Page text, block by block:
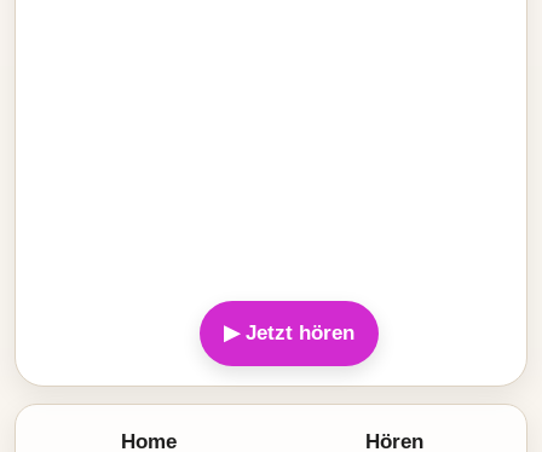
▶ Jetzt hören
Home Hören